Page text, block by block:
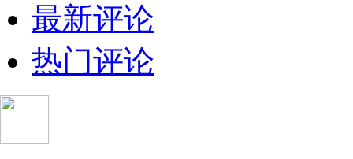
最新评论
热门评论